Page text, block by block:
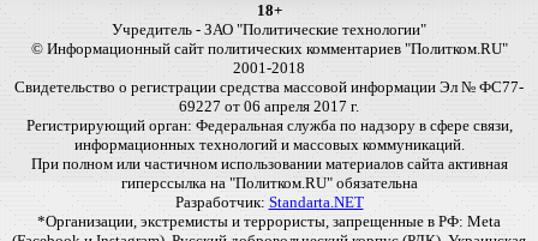
18+
Учредитель - ЗАО "Политические технологии"
© Информационный сайт политических комментариев "Политком.RU"
2001-2018
Свидетельство о регистрации средства массовой информации Эл № ФС77-
69227 от 06 апреля 2017 г.
Регистрирующий орган: Федеральная служба по надзору в сфере связи,
информационных технологий и массовых коммуникаций.
При полном или частичном использовании материалов сайта активная
гиперссылка на "Политком.RU" обязательна
Разработчик: Standarta.NET
*Организации, экстремисты и террористы, запрещенные в РФ: Meta